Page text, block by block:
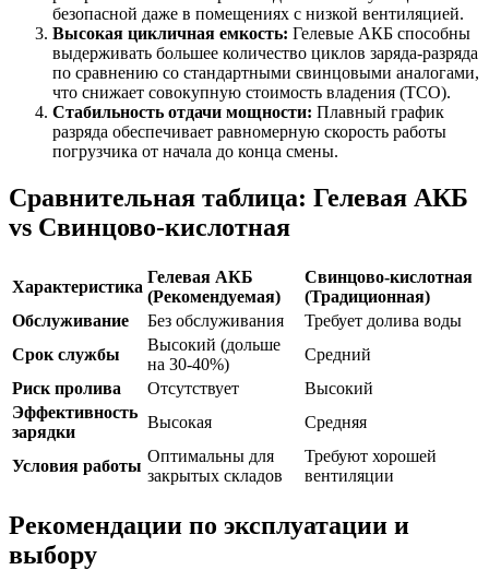
безопасной даже в помещениях с низкой вентиляцией.
Высокая цикличная емкость: Гелевые АКБ способны
выдерживать большее количество циклов заряда-разряда
по сравнению со стандартными свинцовыми аналогами,
что снижает совокупную стоимость владения (TCO).
Стабильность отдачи мощности: Плавный график
разряда обеспечивает равномерную скорость работы
погрузчика от начала до конца смены.
Сравнительная таблица: Гелевая АКБ
vs Свинцово-кислотная
Характеристика
Гелевая АКБ
(Рекомендуемая)
Свинцово-кислотная
(Традиционная)
Обслуживание
Без обслуживания
Требует долива воды
Срок службы
Высокий (дольше
на 30-40%)
Средний
Риск пролива
Отсутствует
Высокий
Эффективность
зарядки
Высокая Средняя
Условия работы
Оптимальны для
закрытых складов
Требуют хорошей
вентиляции
Рекомендации по эксплуатации и
выбору